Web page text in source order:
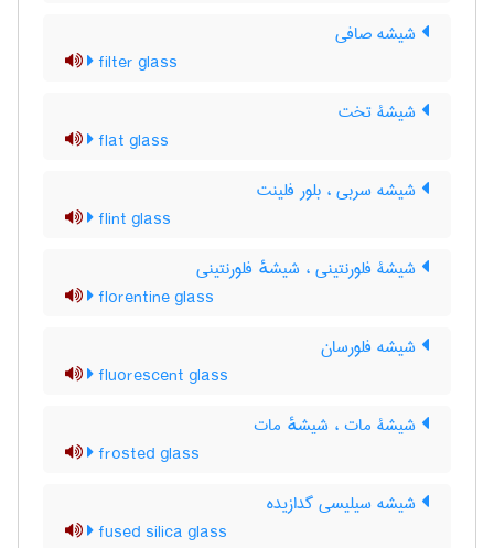
شیشه صافی
filter glass
شیشۀ تخت
flat glass
شیشه سربی ، بلور فلینت
flint glass
شیشۀ فلورنتینی ، شیشهٔ فلورنتینی
florentine glass
شیشه فلورسان
fluorescent glass
شیشۀ مات ، شیشهٔ مات
frosted glass
شیشه سیلیسی گدازیده
fused silica glass